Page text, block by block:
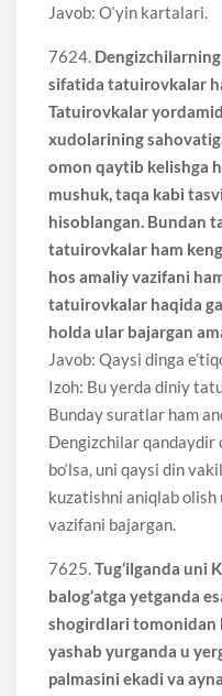
Javob: O‘yin kartalari.
7624.
sifatida tatuirovkalar
Tatuirovkalar
xudolarining
omon qaytib kelishga
mushuk, taqa kabi
hisoblangan. Bundan
tatuirovkalar ham
hos amaliy vazifani
tatuirovkalar haqida
holda ular bajargan
Javob: Qaysi dinga
Izoh: Bu yerda diniy
Bunday suratlar ham
Dengizchilar qandaydir
bo‘lsa, uni qaysi din
kuzatishni aniqlab olish
vazifani bajargan.
7625.Tug‘ilganda uni
balog‘atga yetganda
shogirdlari tomonidan
yashab yurganda u
palmasini ekadi va